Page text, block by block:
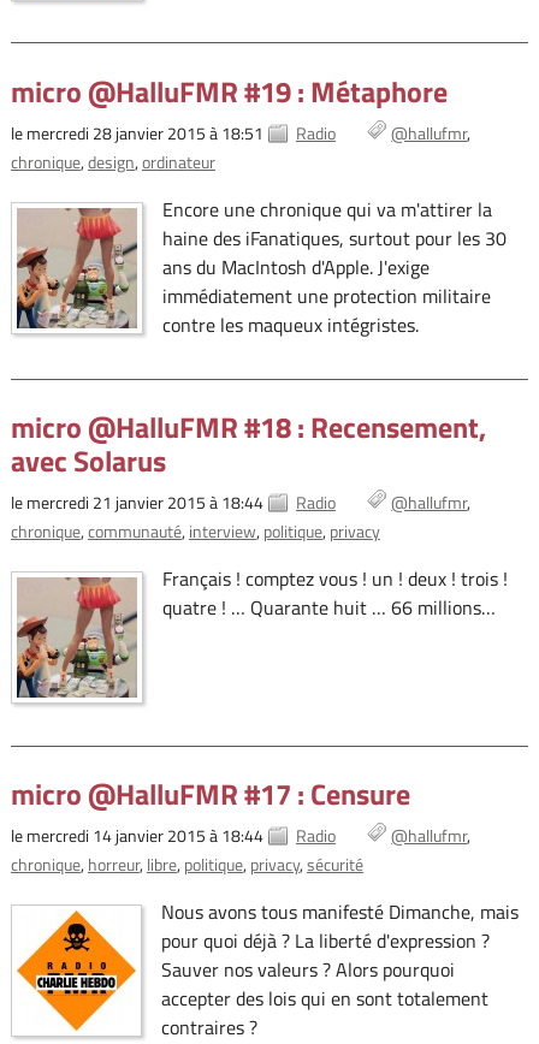
micro @HalluFMR #19 : Métaphore
le mercredi 28 janvier 2015 à 18:51 Radio
@hallufmr
chronique design ordinateur
Encore une chronique qui va m'attirer la
haine des iFanatiques, surtout pour les 30
ans du MacIntosh d'Apple. J'exige
immédiatement une protection militaire
contre les maqueux intégristes.
micro @HalluFMR #18 : Recensement,
avec Solarus
le mercredi 21 janvier 2015 à 18:44 Radio
@hallufmr
chronique communauté interview politique privacy
Français ! comptez vous ! un ! deux ! trois !
quatre ! … Quarante huit … 66 millions…
micro @HalluFMR #17 : Censure
le mercredi 14 janvier 2015 à 18:44 Radio
@hallufmr
chronique horreur libre politique privacy sécurité
Nous avons tous manifesté Dimanche, mais
pour quoi déjà ? La liberté d'expression ?
Sauver nos valeurs ? Alors pourquoi
accepter des lois qui en sont totalement
contraires ?